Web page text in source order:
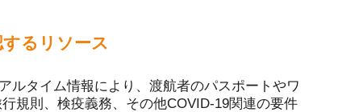
るリソース
ルタイム情報により、渡航者のパスポートやワ
規則、検疫義務、その他COVID-19関連の要件